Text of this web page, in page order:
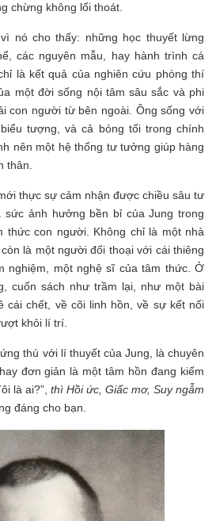
chừng không lối thoát.
nó cho thấy: những học thuyết lừng
các nguyên mẫu, hay hành trình cá
là kết quả của nghiên cứu phòng thí
một đời sống nội tâm sâu sắc và phi
con người từ bên ngoài. Ông sống với
tượng, và cả bóng tối trong chính
nên một hệ thống tư tưởng giúp hàng
thân.
thực sự cảm nhận được chiều sâu tư
ảnh hưởng bền bỉ của Jung trong
thức con người. Không chỉ là một nhà
là một người đối thoại với cái thiêng
nghiệm, một nghệ sĩ của tâm thức. Ở
cuốn sách như trầm lại, như một bài
cái chết, về cõi linh hồn, về sự kết nối
khỏi lí trí.
thú với lí thuyết của Jung, là chuyên
đơn giản là một tâm hồn đang kiếm
là ai?”, thì Hồi ức, Giấc mơ, Suy ngẫm
đáng cho bạn.